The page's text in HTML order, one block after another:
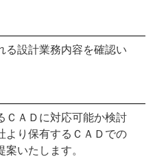
る設計業務内容を確認い
ＣＡＤに対応可能か検討
より保有するＣＡＤでの
いたします。